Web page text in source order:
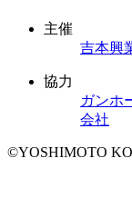
主催
吉本興
協力
ガンホ
会社
©YOSHIMOTO